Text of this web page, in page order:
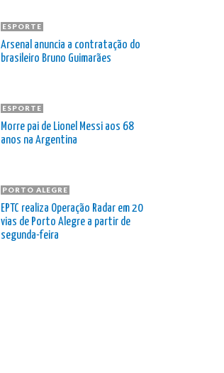
ESPORTE
Arsenal anuncia a contratação do
brasileiro Bruno Guimarães
ESPORTE
Morre pai de Lionel Messi aos 68
anos na Argentina
PORTO ALEGRE
EPTC realiza Operação Radar em 20
vias de Porto Alegre a partir de
segunda-feira